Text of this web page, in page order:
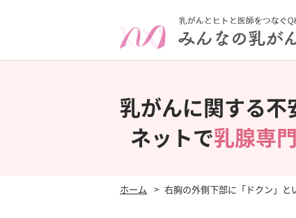
乳がんに関する不
ネットで乳腺専
ホーム 右胸の外側下部に「ドクン」と